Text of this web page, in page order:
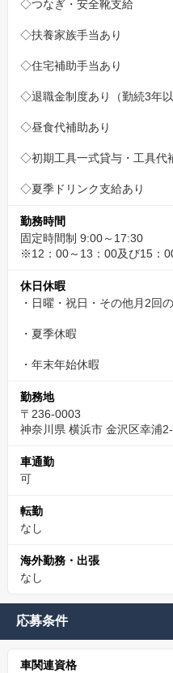
◇つなぎ・安全靴支給
◇扶養家族手当あり
◇住宅補助手当あり
◇退職金制度あり（勤続3年以
◇昼食代補助あり
◇初期工具一式貸与・工具代
◇夏季ドリンク支給あり
勤務時間
固定時間制 9:00～17:30
※12：00～13：00及び15：
休日休暇
・日曜・祝日・その他月2回
・夏季休暇
・年末年始休暇
勤務地
〒236-0003
神奈川県 横浜市 金沢区幸浦
車通勤
可
転勤
なし
海外勤務・出張
なし
応募条件
車関連資格